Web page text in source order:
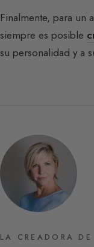
Finalmente, para un
siempre es posible
su personalidad y a
LA CREADORA